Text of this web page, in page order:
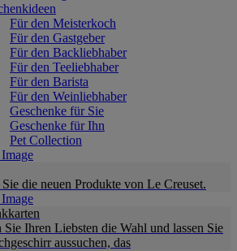
Für den Meisterkoch
Für den Gastgeber
Für den Backliebhaber
Für den Teeliebhaber
Für den Barista
Für den Weinliebhaber
Geschenke für Sie
Geschenke für Ihn
Pet Collection
die neuen Produkte von Le Creuset.
Sie Ihren Liebsten die Wahl und lassen Sie
aussuchen, das